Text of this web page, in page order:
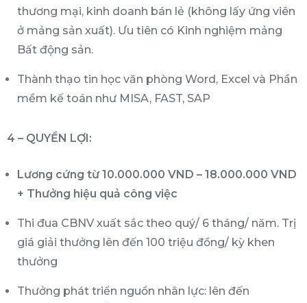
thương mại, kinh doanh bán lẻ (không lấy ứng viên
ở mảng sản xuất). Ưu tiên có Kinh nghiệm mảng
Bất động sản.
Thành thạo tin học văn phòng Word, Excel và Phần
mềm kế toán như MISA, FAST, SAP
4 – QUYỀN LỢI:
Lương cứng từ 10.000.000 VND – 18.000.000 VND
+ Thưởng hiệu quả công việc
Thi đua CBNV xuất sắc theo quý/ 6 tháng/ năm. Trị
giá giải thưởng lên đến 100 triệu đồng/ kỳ khen
thưởng
Thưởng phát triển nguồn nhân lực: lên đến